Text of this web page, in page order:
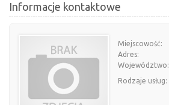
Informacje kontaktowe
Miejscowość:
Adres:
Województwo:
Rodzaje usług: